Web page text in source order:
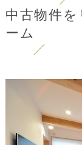
中古物件
ーム